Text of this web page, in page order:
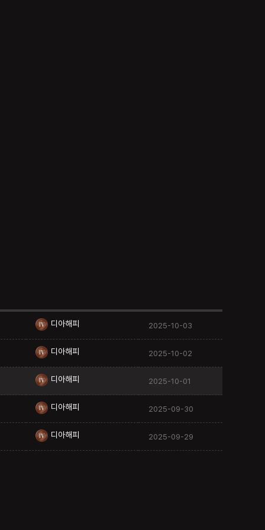
디아해피 2025-10-03
디아해피 2025-10-02
디아해피 2025-10-01
디아해피 2025-09-30
디아해피 2025-09-29